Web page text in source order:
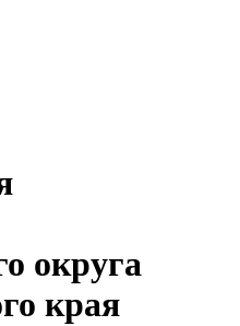
округа
края